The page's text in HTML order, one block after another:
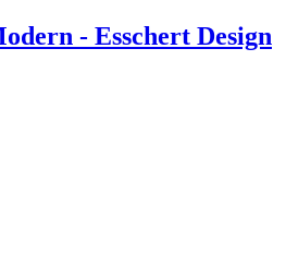
- Esschert Design